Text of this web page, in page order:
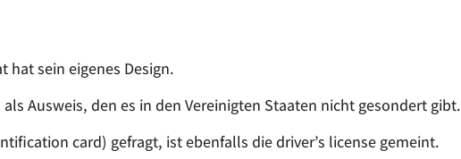
hat sein eigenes Design.
Ausweis, den es in den Vereinigten Staaten nicht gesondert gibt.
card) gefragt, ist ebenfalls die driver’s license gemeint.